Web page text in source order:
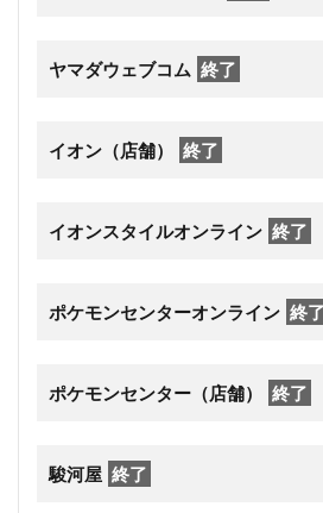
ヤマダウェブコム 終了
イオン（店舗） 終了
イオンスタイルオンライン 終了
ポケモンセンターオンライン 終了
ポケモンセンター（店舗） 終了
駿河屋 終了